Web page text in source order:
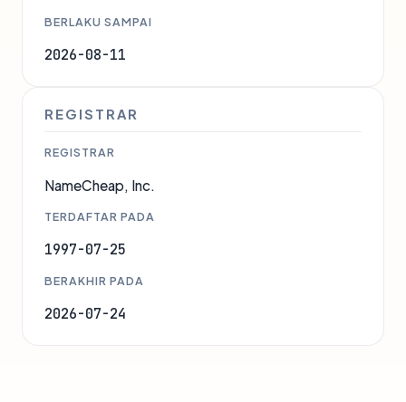
BERLAKU SAMPAI
2026-08-11
REGISTRAR
REGISTRAR
NameCheap, Inc.
TERDAFTAR PADA
1997-07-25
BERAKHIR PADA
2026-07-24